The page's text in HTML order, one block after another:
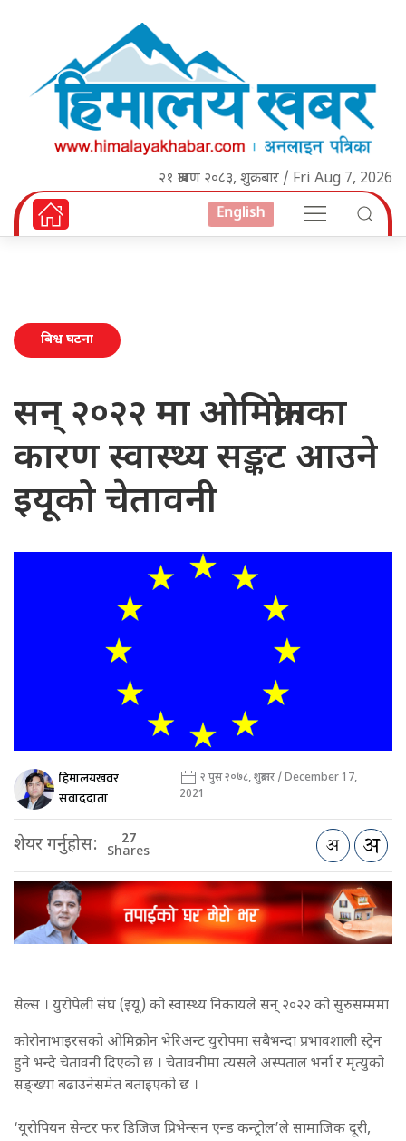
२१ श्रावण २०८३, शुक्रबार / Fri Aug 7, 2026
English
बिश्व घटना
सन् २०२२ मा ओमिक्रोनका
कारण स्वास्थ्य सङ्कट आउने
इयूको चेतावनी
हिमालयखवर
संवाददाता
२ पुस २०७८, शुक्रबार / December 17,
2021
शेयर गर्नुहोस: 27
Shares
सेल्स । युरोपेली संघ (इयू) को स्वास्थ्य निकायले सन् २०२२ को सुरुसम्ममा
कोरोनाभाइरसको ओमिक्रोन भेरिअन्ट युरोपमा सबैभन्दा प्रभावशाली स्ट्रेन
हुने भन्दै चेतावनी दिएको छ । चेतावनीमा त्यसले अस्पताल भर्ना र मृत्युको
सङ्ख्या बढाउनेसमेत बताइएको छ ।
‘यूरोपियन सेन्टर फर डिजिज प्रिभेन्सन एन्ड कन्ट्रोल’ले सामाजिक दूरी,